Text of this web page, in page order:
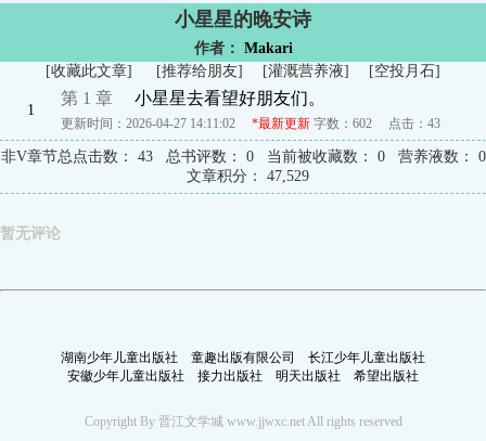
小星星的晚安诗
作者： Makari
[收藏此文章] [推荐给朋友] [灌溉营养液] [空投月石]
1
第 1 章 小星星去看望好朋友们。
更新时间：2026-04-27 14:11:02 *最新更新 字数：602 点击： 43
非V章节总点击数： 43总书评数： 0当前被收藏数： 0营养液数： 0
文章积分： 47,529
暂无评论
湖南少年儿童出版社 童趣出版有限公司
长江少年儿童出版社
安徽少年儿童出版社
接力出版社 明天出版社 希望出版社
Copyright By 晋江文学城 www.jjwxc.net All rights reserved